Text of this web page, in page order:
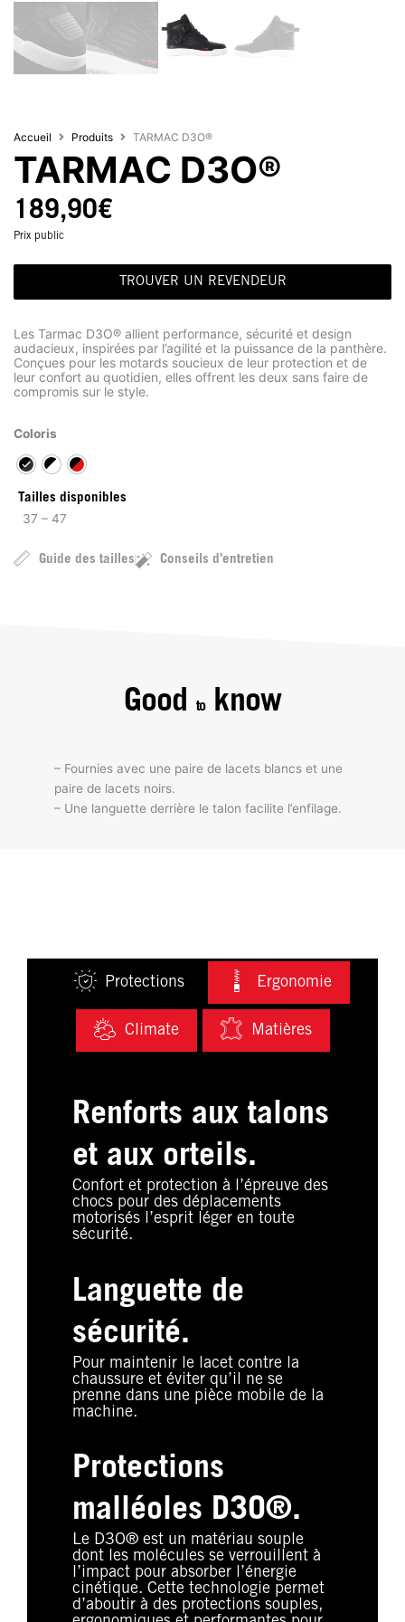
Accueil Produits TARMAC D3O®
TARMAC D3O®
189,90€
Prix public
TROUVER UN REVENDEUR
Les Tarmac D3O® allient performance, sécurité et design
audacieux, inspirées par l’agilité et la puissance de la panthère.
Conçues pour les motards soucieux de leur protection et de
leur confort au quotidien, elles offrent les deux sans faire de
compromis sur le style.
Coloris
Tailles disponibles
37 – 47
Guide des tailles Conseils d'entretien
Good toknow
– Fournies avec une paire de lacets blancs et une
paire de lacets noirs.
– Une languette derrière le talon facilite l’enfilage.
Protections Ergonomie
Climate Matières
Renforts aux talons
et aux orteils.
Confort et protection à l’épreuve des
chocs pour des déplacements
motorisés l’esprit léger en toute
sécurité.
Languette de
sécurité.
Pour maintenir le lacet contre la
chaussure et éviter qu’il ne se
prenne dans une pièce mobile de la
machine.
Protections
malléoles D3O®.
Le D3O® est un matériau souple
dont les molécules se verrouillent à
l’impact pour absorber l’énergie
cinétique. Cette technologie permet
d’aboutir à des protections souples,